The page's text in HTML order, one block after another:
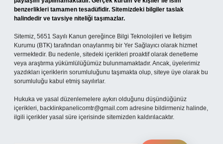
benzerlikleri tamamen tesadüfidir. Sitemizdeki bilgiler taslak
halindedir ve tavsiye niteliği taşımazlar.
Sitemiz, 5651 Sayılı Kanun gereğince Bilgi Teknolojileri ve İletişim
Kurumu (BTK) tarafından onaylanmış bir Yer Sağlayıcı olarak hizmet
vermektedir. Bu nedenle, sitedeki içerikleri proaktif olarak denetleme
veya araştırma yükümlülüğümüz bulunmamaktadır. Ancak, üyelerimiz
yazdıkları içeriklerin sorumluluğunu taşımakta olup, siteye üye olarak bu
sorumluluğu kabul etmiş sayılırlar.
Hukuka ve yasal düzenlemelere aykırı olduğunu düşündüğünüz
içerikleri, backlinkpanelicomtr@gmail.com adresine bildirmeniz halinde,
ilgili içerikler yasal süre içerisinde sitemizden kaldırılacaktır.